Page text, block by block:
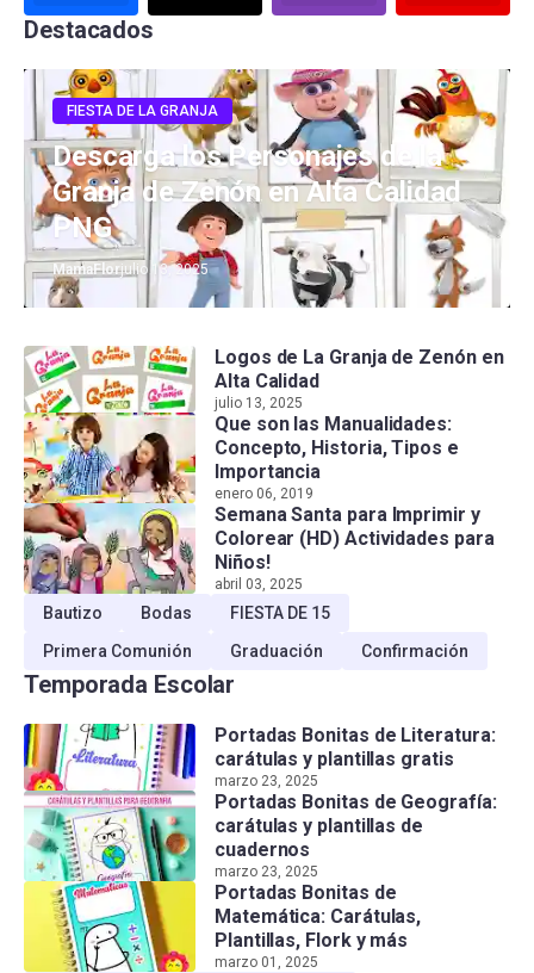
Destacados
FIESTA DE LA GRANJA
Descarga los Personajes de la
Granja de Zenón en Alta Calidad
PNG
MamaFlorjulio 13, 2025
Logos de La Granja de Zenón en
Alta Calidad
julio 13, 2025
Que son las Manualidades:
Concepto, Historia, Tipos e
Importancia
enero 06, 2019
Semana Santa para Imprimir y
Colorear (HD) Actividades para
Niños!
abril 03, 2025
Bautizo Bodas
FIESTA DE 15
Primera Comunión
Graduación Confirmación
Temporada Escolar
Portadas Bonitas de Literatura:
carátulas y plantillas gratis
marzo 23, 2025
Portadas Bonitas de Geografía:
carátulas y plantillas de
cuadernos
marzo 23, 2025
Portadas Bonitas de
Matemática: Carátulas,
Plantillas, Flork y más
marzo 01, 2025